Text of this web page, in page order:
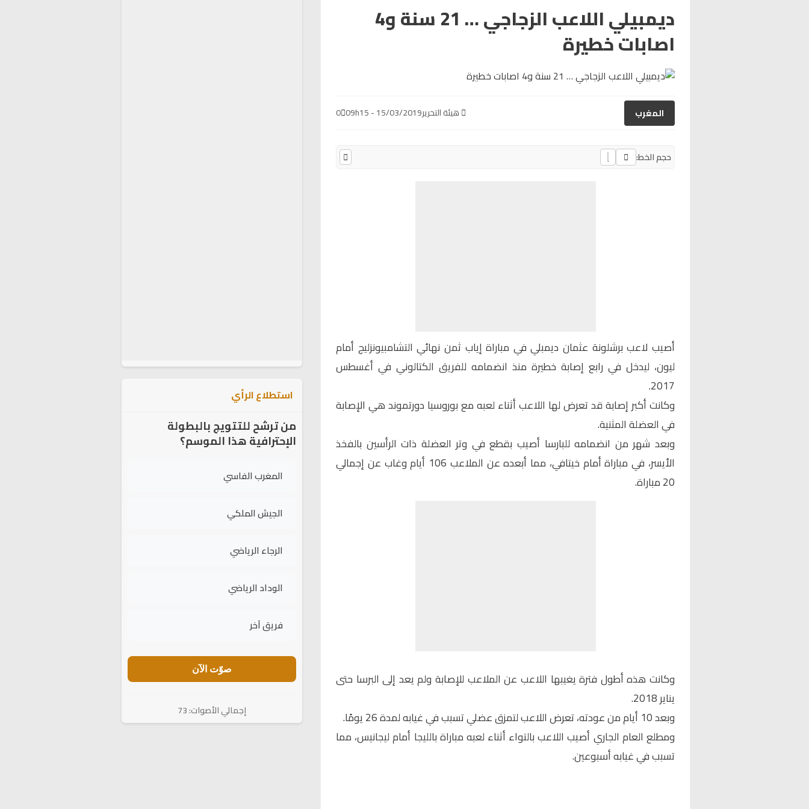
ديمبيلي اللاعب الزجاجي … 21 سنة و4
اصابات خطيرة
المغرب هيئة التحرير15/03/2019 - 09h15
0
حجم الخط:
أصيب لاعب برشلونة عثمان ديمبلي في مباراة إياب ثمن نهائي التشامبيونزليج أمام
ليون، ليدخل في رابع إصابة خطيرة منذ انضمامه للفريق الكتالوني في أغسطس
2017.
وكانت أكبر إصابة قد تعرض لها اللاعب أثناء لعبه مع بوروسيا دورتموند هي الإصابة
في العضلة المثنية.
وبعد شهر من انضمامه للبارسا أصيب بقطع في وتر العضلة ذات الرأسين بالفخذ
الأيسر، في مباراة أمام خيتافي، مما أبعده عن الملاعب 106 أيام وغاب عن إجمالي
20 مباراة.
وكانت هذه أطول فترة يغيبها اللاعب عن الملاعب للإصابة ولم يعد إلى البرسا حتى
يناير 2018.
وبعد 10 أيام من عودته، تعرض اللاعب لتمزق عضلي تسبب في غيابه لمدة 26 يومًا.
ومطلع العام الجاري أصيب اللاعب بالتواء أثناء لعبه مباراة بالليجا أمام ليجانيس، مما
تسبب في غيابه أسبوعين.
استطلاع الرأي
من ترشح للتتويج بالبطولة
الإحترافية هذا الموسم؟
المغرب الفاسي
الجيش الملكي
الرجاء الرياضي
الوداد الرياضي
فريق آخر
صوّت الآن
إجمالي الأصوات: 73